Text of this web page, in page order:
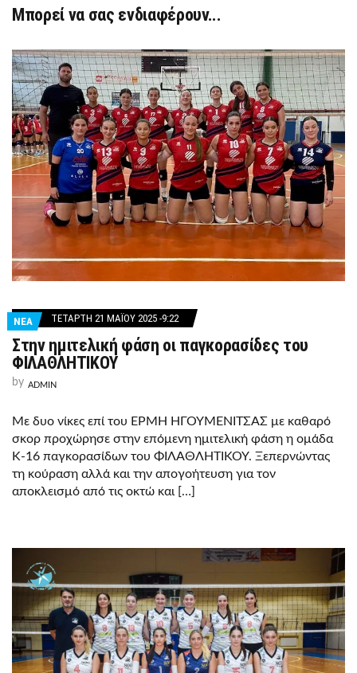
Μπορεί να σας ενδιαφέρουν...
ΝΕΑ ΤΕΤΆΡΤΗ 21 ΜΑΪ́ΟΥ 2025 -9:22
Στην ημιτελική φάση οι παγκορασίδες του
ΦΙΛΑΘΛΗΤΙΚΟΥ
by ADMIN
Με δυο νίκες επί του ΕΡΜΗ ΗΓΟΥΜΕΝΙΤΣΑΣ με καθαρό
σκορ προχώρησε στην επόμενη ημιτελική φάση η ομάδα
Κ-16 παγκορασίδων του ΦΙΛΑΘΛΗΤΙΚΟΥ. Ξεπερνώντας
τη κούραση αλλά και την απογοήτευση για τον
αποκλεισμό από τις οκτώ και […]